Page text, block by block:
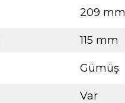
209 mm
115 mm
Gümüş
Var